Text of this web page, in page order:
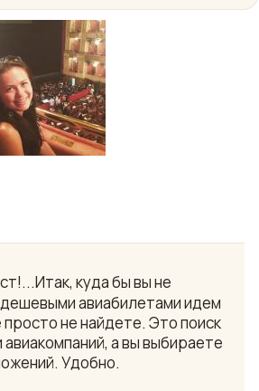
куда бы вы не
авиабилетами идем
не найдете. Это поиск
авиакомпаний, а вы выбираете
Удобно.